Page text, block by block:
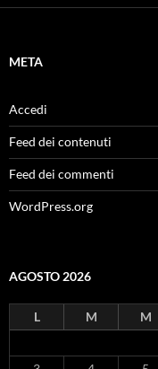
META
Accedi
Feed dei contenuti
Feed dei commenti
WordPress.org
AGOSTO 2026
L M M